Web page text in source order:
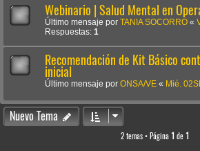
Webinario | Salud Mental en
Último mensaje por TANIA SOCORRO «
Respuestas: 1
Recomendación de Kit Básico
inicial
Último mensaje por ONSA/VE « Mié.
Nuevo Tema
2 temas • Página 1 de 1